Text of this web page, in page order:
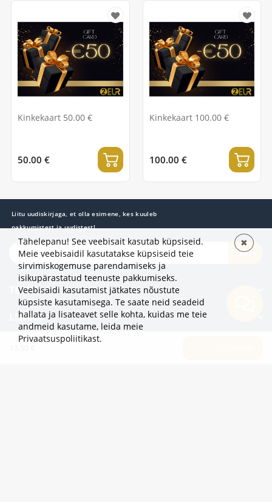
Kinkekaart 50.00 €
50.00 €
Kinkekaart 100.00 €
100.00 €
Liitu uudiskirjaga, et olla esimene, kes kuuleb
pakkumistest ja uudistest!
TELLI
TEAVE
LISAKS
KATEGOORIAD
Tähelepanu! See veebisait kasutab küpsiseid.
Meie veebisaidil kasutatakse küpsiseid teie
sirvimiskogemuse parendamiseks ja
isikupärastatud teenuste pakkumiseks.
Veebisaidi kasutamist jätkates nõustute
küpsiste kasutamisega. Te saate neid seadeid
hallata ja lisateavet selle kohta, kuidas me teie
andmeid kasutame, leida meie
Privaatsuspoliitikast.
✖